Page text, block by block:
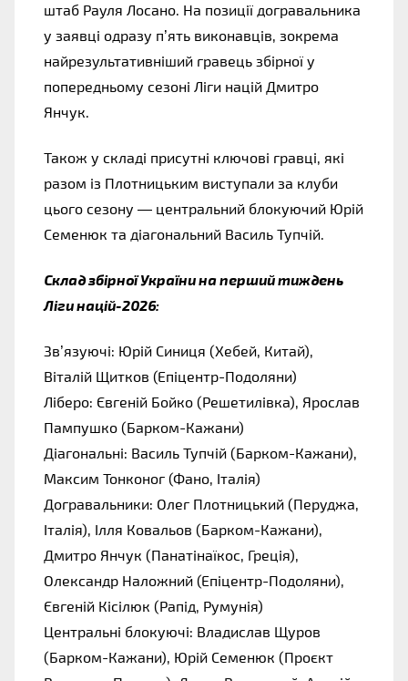
штаб Рауля Лосано. На позиції догравальника
у заявці одразу п’ять виконавців, зокрема
найрезультативніший гравець збірної у
попередньому сезоні Ліги націй Дмитро
Янчук.
Також у складі присутні ключові гравці, які
разом із Плотницьким виступали за клуби
цього сезону — центральний блокуючий Юрій
Семенюк та діагональний Василь Тупчій.
Склад збірної України на перший тиждень
Ліги націй-2026:
Зв’язуючі: Юрій Синиця (Хебей, Китай),
Віталій Щитков (Епіцентр-Подоляни)
Ліберо: Євгеній Бойко (Решетилівка), Ярослав
Пампушко (Барком-Кажани)
Діагональні: Василь Тупчій (Барком-Кажани),
Максим Тонконог (Фано, Італія)
Догравальники: Олег Плотницький (Перуджа,
Італія), Ілля Ковальов (Барком-Кажани),
Дмитро Янчук (Панатінаїкос, Греція),
Олександр Наложний (Епіцентр-Подоляни),
Євгеній Кісілюк (Рапід, Румунія)
Центральні блокуючі: Владислав Щуров
(Барком-Кажани), Юрій Семенюк (Проєкт